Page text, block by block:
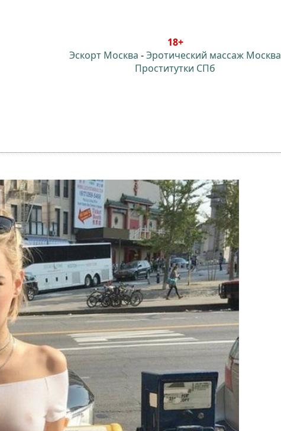
18+
Эскорт Москва -Эротический массаж Москва
Проститутки СПб